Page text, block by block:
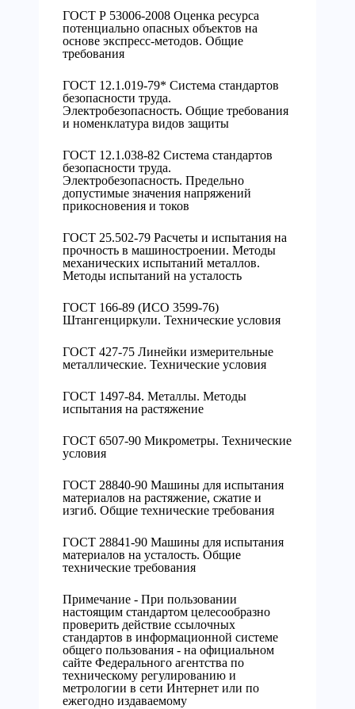
ГОСТ Р 53006-2008 Оценка ресурса
потенциально опасных объектов на
основе экспресс-методов. Общие
требования
ГОСТ 12.1.019-79* Система стандартов
безопасности труда.
Электробезопасность. Общие требования
и номенклатура видов защиты
ГОСТ 12.1.038-82 Система стандартов
безопасности труда.
Электробезопасность. Предельно
допустимые значения напряжений
прикосновения и токов
ГОСТ 25.502-79 Расчеты и испытания на
прочность в машиностроении. Методы
механических испытаний металлов.
Методы испытаний на усталость
ГОСТ 166-89 (ИСО 3599-76)
Штангенциркули. Технические условия
ГОСТ 427-75 Линейки измерительные
металлические. Технические условия
ГОСТ 1497-84. Металлы. Методы
испытания на растяжение
ГОСТ 6507-90 Микрометры. Технические
условия
ГОСТ 28840-90 Машины для испытания
материалов на растяжение, сжатие и
изгиб. Общие технические требования
ГОСТ 28841-90 Машины для испытания
материалов на усталость. Общие
технические требования
Примечание - При пользовании
настоящим стандартом целесообразно
проверить действие ссылочных
стандартов в информационной системе
общего пользования - на официальном
сайте Федерального агентства по
техническому регулированию и
метрологии в сети Интернет или по
ежегодно издаваемому